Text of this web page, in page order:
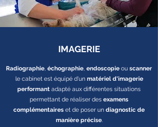
IMAGERIE
Radiographie, échographie, endoscopie ou scanner
le cabinet est équipé d'un matériel d'imagerie
performant adapté aux différentes situations
permettant de réaliser des examens
complémentaires et de poser un diagnostic de
manière précise.